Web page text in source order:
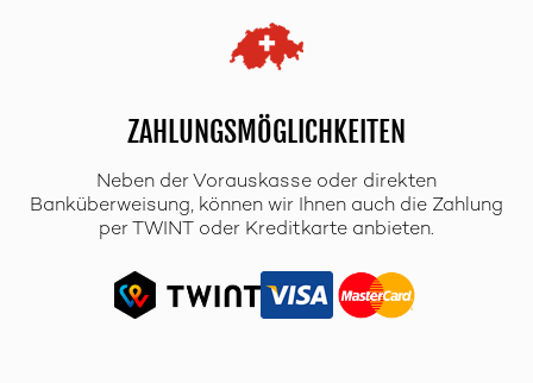
ZAHLUNGSMÖGLICHKEITEN
Neben der Vorauskasse oder direkten
Banküberweisung, können wir Ihnen auch die Zahlung
per TWINT oder Kreditkarte anbieten.